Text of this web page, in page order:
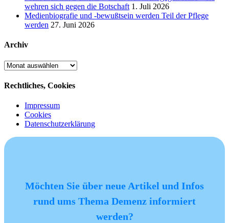
wehren sich gegen die Botschaft 1. Juli 2026
Medienbiografie und -bewußtsein werden Teil der Pflege
werden 27. Juni 2026
Archiv
Archiv
Rechtliches, Cookies
Impressum
Cookies
Datenschutzerklärung
Möchten Sie über neue Artikel und Infos
rund ums Thema Demenz informiert
werden?